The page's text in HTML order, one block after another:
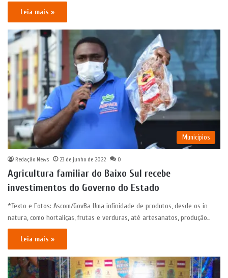
Leia mais »
Municípios
Redação News 23 de junho de 2022 0
Agricultura familiar do Baixo Sul recebe
investimentos do Governo do Estado
*Texto e Fotos: Ascom/GovBa Uma infinidade de produtos, desde os in
natura, como hortaliças, frutas e verduras, até artesanatos, produção…
Leia mais »